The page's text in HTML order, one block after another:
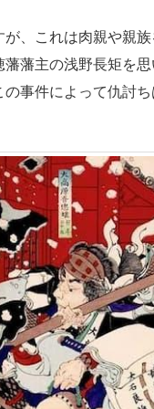
、これは肉親や親
藩主の浅野長矩を
事件によって仇討